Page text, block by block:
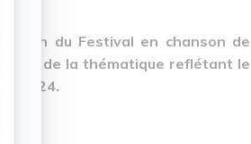
du Festival en chanson de
sens de la thématique reflétant le
2024.